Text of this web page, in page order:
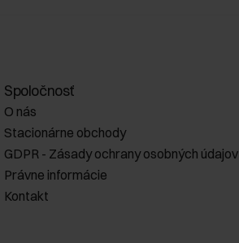
Spoločnosť
O nás
Stacionárne obchody
GDPR - Zásady ochrany osobných údajov
Právne informácie
Kontakt